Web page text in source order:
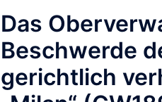
Das
Beschwerde
gerichtlich